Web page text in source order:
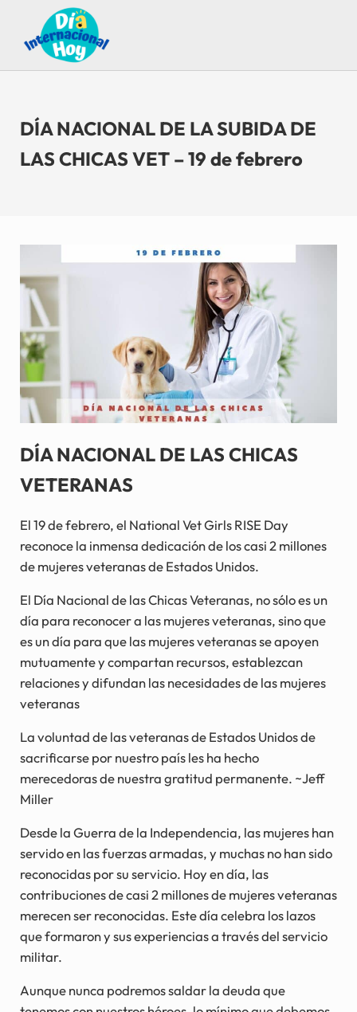
Saltar al contenido principal
Skip to after header navigation
Skip to site footer
Día Internacional Hoy
Guía para saber qué día internacional es hoy
DÍA NACIONAL DE LA SUBIDA DE
LAS CHICAS VET – 19 de febrero
DÍA NACIONAL DE LAS CHICAS
VETERANAS
El 19 de febrero, el National Vet Girls RISE Day
reconoce la inmensa dedicación de los casi 2 millones
de mujeres veteranas de Estados Unidos.
El Día Nacional de las Chicas Veteranas, no sólo es un
día para reconocer a las mujeres veteranas, sino que
es un día para que las mujeres veteranas se apoyen
mutuamente y compartan recursos, establezcan
relaciones y difundan las necesidades de las mujeres
veteranas
La voluntad de las veteranas de Estados Unidos de
sacrificarse por nuestro país les ha hecho
merecedoras de nuestra gratitud permanente. ~Jeff
Miller
Desde la Guerra de la Independencia, las mujeres han
servido en las fuerzas armadas, y muchas no han sido
reconocidas por su servicio. Hoy en día, las
contribuciones de casi 2 millones de mujeres veteranas
merecen ser reconocidas. Este día celebra los lazos
que formaron y sus experiencias a través del servicio
militar.
Aunque nunca podremos saldar la deuda que